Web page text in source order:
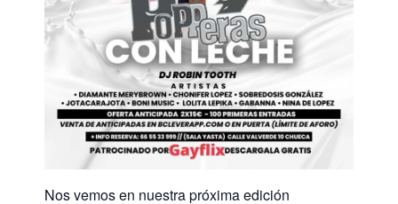
Nos vemos en nuestra próxima edición